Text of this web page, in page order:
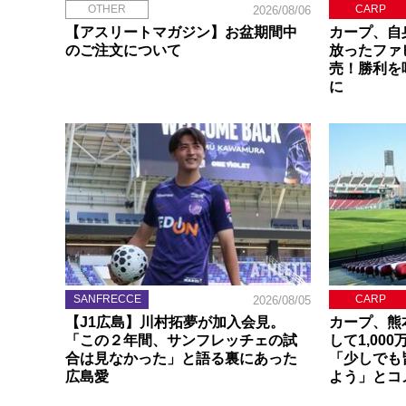
OTHER 2026/08/06
【アスリートマガジン】お盆期間中
のご注文について
CARP
カープ、
放ったフ
売！勝利を
に
SANFRECCE 2026/08/05
【J1広島】川村拓夢が加入会見。
「この２年間、サンフレッチェの試
合は見なかった」と語る裏にあった
広島愛
CARP
カープ、
して1,000
「少しで
よう」とコ